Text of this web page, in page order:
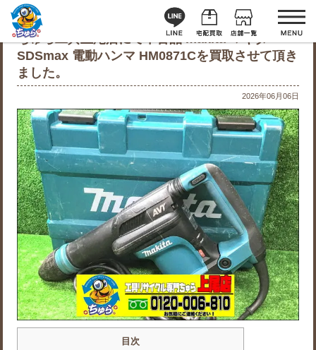
ちゅら工具上尾店にて中古品 makita マキタ
SDSmax 電動ハンマ HM0871Cを買取させて頂き
ました。
2026年06月06日
目次